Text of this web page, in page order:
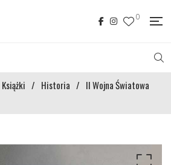
0
Książki / Historia / II Wojna Światowa